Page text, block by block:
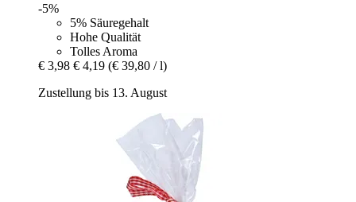
-5%
5% Säuregehalt
Hohe Qualität
Tolles Aroma
€ 3,98 € 4,19 (€ 39,80 / l)
Zustellung bis 13. August